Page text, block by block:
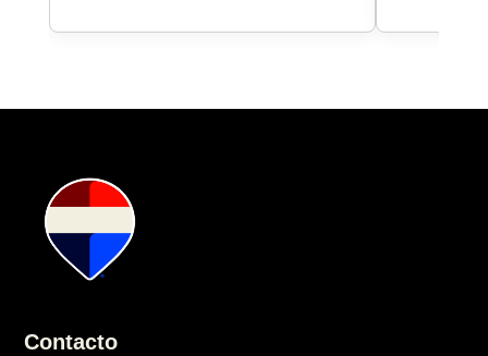
Contacto